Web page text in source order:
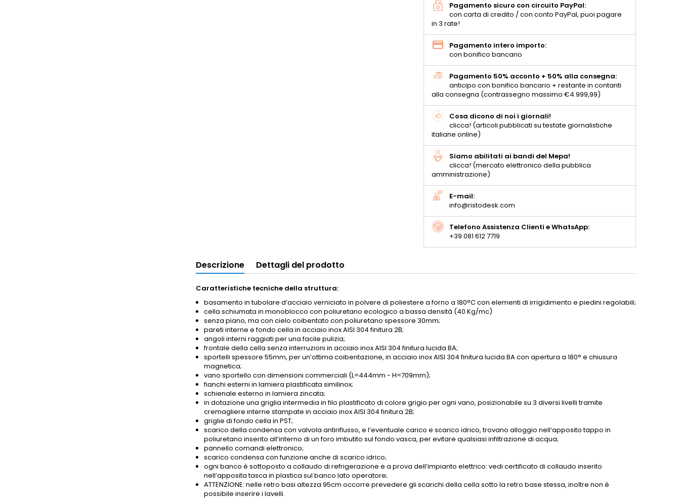
Pagamento sicuro con circuito PayPal:
con carta di credito / con conto PayPal, puoi pagare
in 3 rate!
Pagamento intero importo:
con bonifico bancario
Pagamento 50% acconto + 50% alla consegna:
anticipo con bonifico bancario + restante in contanti
alla consegna (contrassegno massimo €4.999,99)
Cosa dicono di noi i giornali!
clicca! (articoli pubblicati su testate giornalistiche
italiane online)
Siamo abilitati ai bandi del Mepa!
clicca! (mercato elettronico della pubblica
amministrazione)
E-mail:
info@ristodesk.com
Telefono Assistenza Clienti e WhatsApp:
+39 081 612 7719
Descrizione Dettagli del prodotto
Caratteristiche tecniche della struttura:
basamento in tubolare d’acciaio verniciato in polvere di poliestere a forno a 180°C con elementi di irrigidimento e piedini regolabili;
cella schiumata in monoblocco con poliuretano ecologico a bassa densità (40 Kg/mc)
senza piano, ma con cielo coibentato con poliuretano spessore 30mm;
pareti interne e fondo cella in acciaio inox AISI 304 finitura 2B;
angoli interni raggiati per una facile pulizia;
frontale della cella senza interruzioni in acciaio inox AISI 304 finitura lucida BA;
sportelli spessore 55mm, per un’ottima coibentazione, in acciaio inox AISI 304 finitura lucida BA con apertura a 180° e chiusura
magnetica;
vano sportello con dimensioni commerciali (L=444mm - H=709mm);
fianchi esterni in lamiera plastificata similinox;
schienale esterno in lamiera zincata;
in dotazione una griglia intermedia in filo plastificato di colore grigio per ogni vano, posizionabile su 3 diversi livelli tramite
cremagliere interne stampate in acciaio inox AISI 304 finitura 2B;
griglie di fondo cella in PST;
scarico della condensa con valvola antiriflusso, e l’eventuale carico e scarico idrico, trovano alloggio nell’apposito tappo in
poliuretano inserito all’interno di un foro imbutito sul fondo vasca, per evitare qualsiasi infiltrazione di acqua;
pannello comandi elettronico;
scarico condensa con funzione anche di scarico idrico;
ogni banco è sottoposto a collaudo di refrigerazione e a prova dell’impianto elettrico: vedi certificato di collaudo inserito
nell’apposita tasca in plastica sul banco lato operatore;
ATTENZIONE: nelle retro basi altezza 95cm occorre prevedere gli scarichi della cella sotto la retro base stessa, inoltre non è
possibile inserire i lavelli.